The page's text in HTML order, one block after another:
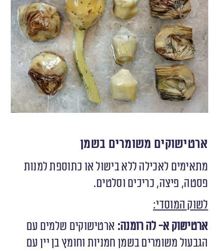
ארטישוקים משומרים בשמן
מתאימים לאכילה ללא בישול או כתוספת למנות
פסטה, פיצה, כריכים וסלטים.
לשוק המוסדי:
ארטישוק א- לה רומנה: ארטישוקים שלמים עם
הגבעול משומרים בשמן חמניות וחומץ בן יין עם